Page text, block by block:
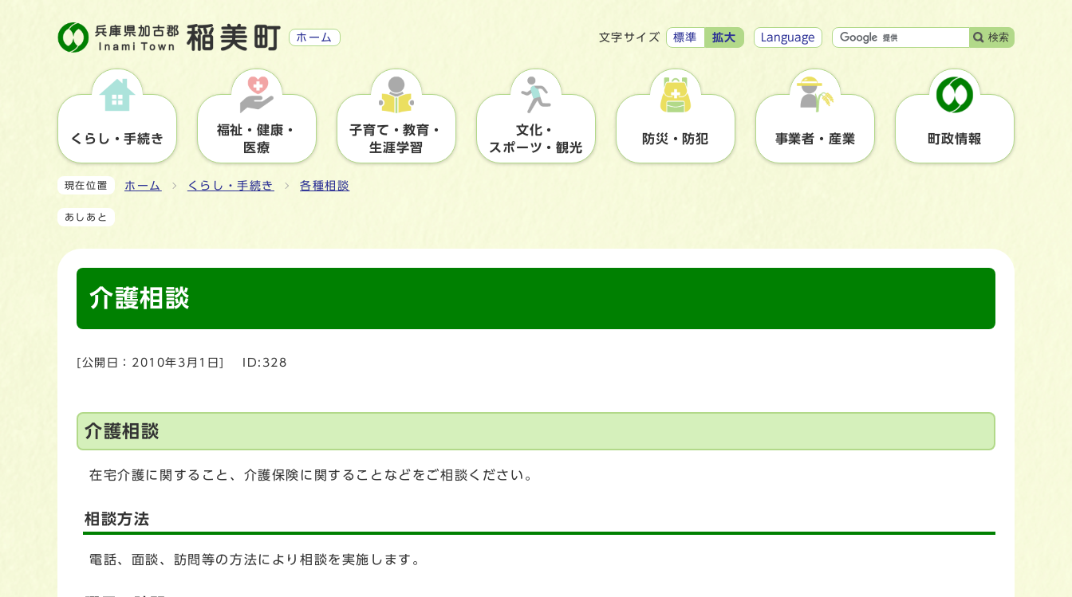
ホーム 文字サイズ 標準 拡大 Language 検索
くらし・手続き
福祉・健康・
医療
子育て・教育・
生涯学習
文化・
スポーツ・観光
防災・防犯 事業者・産業 町政情報
現在位置 ホーム くらし・手続き 各種相談
あしあと
介護相談
[公開日： 2010年3月1日 ID:328
介護相談
在宅介護に関すること、介護保険に関することなどをご相談ください。
相談方法
電話、面談、訪問等の方法により相談を実施します。